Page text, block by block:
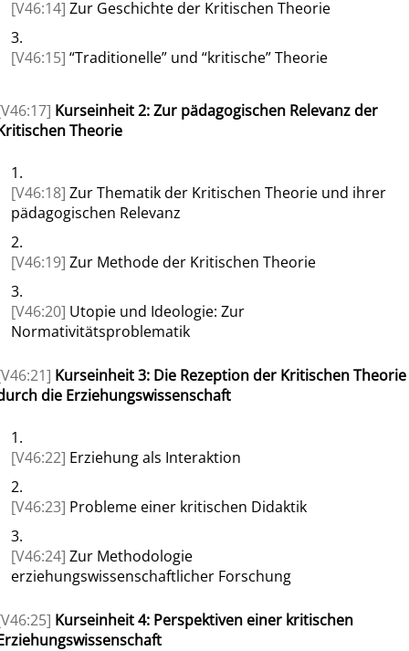
[V46:14] Zur Geschichte der Kritischen Theorie
3.
[V46:15] “Traditionelle”und “kritische”Theorie
Kurseinheit 2: Zur pädagogischen Relevanz der
Theorie
1.
[V46:18] Zur Thematik der Kritischen Theorie und ihrer
pädagogischen Relevanz
2.
[V46:19] Zur Methode der Kritischen Theorie
3.
[V46:20] Utopie und Ideologie: Zur
Normativitätsproblematik
Kurseinheit 3: Die Rezeption der Kritischen Theorie
die Erziehungswissenschaft
1.
[V46:22] Erziehung als Interaktion
2.
[V46:23] Probleme einer kritischen Didaktik
3.
[V46:24] Zur Methodologie
erziehungswissenschaftlicher Forschung
Kurseinheit 4: Perspektiven einer kritischen